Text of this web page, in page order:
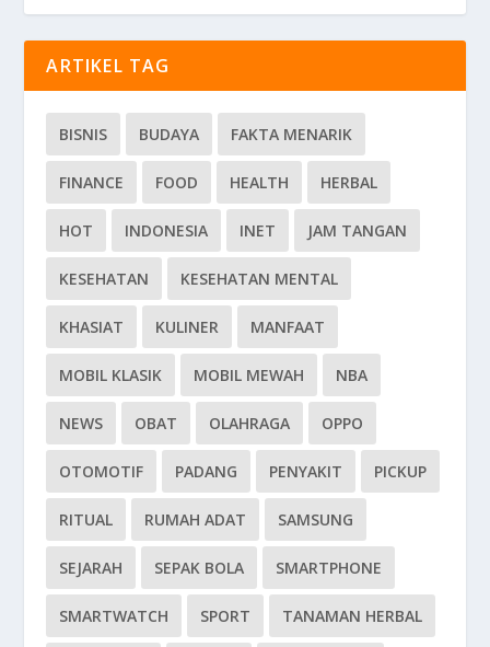
ARTIKEL TAG
BISNIS BUDAYA FAKTA MENARIK
FINANCE FOOD HEALTH HERBAL
HOT INDONESIA INET JAM TANGAN
KESEHATAN KESEHATAN MENTAL
KHASIAT KULINER MANFAAT
MOBIL KLASIK MOBIL MEWAH NBA
NEWS OBAT OLAHRAGA OPPO
OTOMOTIF PADANG PENYAKIT PICKUP
RITUAL RUMAH ADAT SAMSUNG
SEJARAH SEPAK BOLA SMARTPHONE
SMARTWATCH SPORT TANAMAN HERBAL